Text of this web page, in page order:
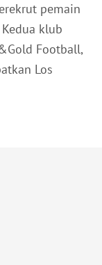
pemain
klub
Football,
Los